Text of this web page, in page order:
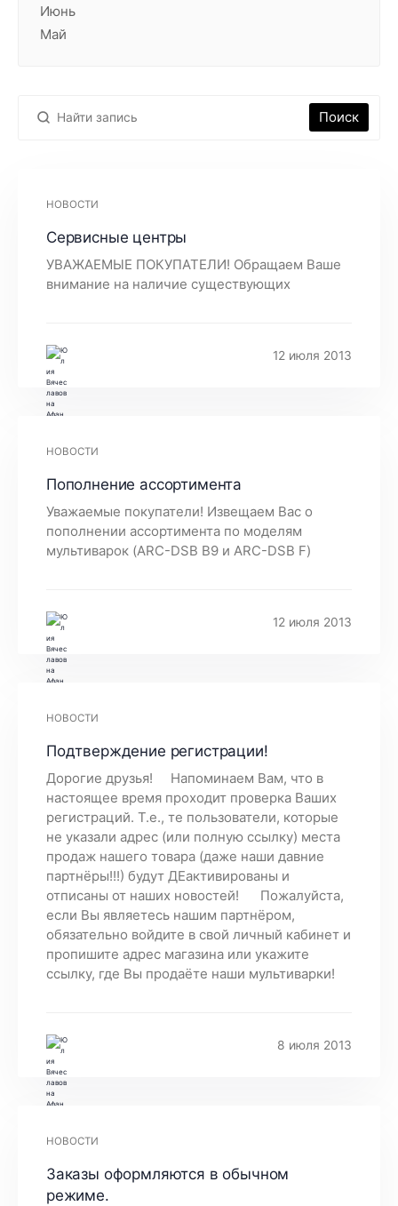
Июнь
Май
Поиск
НОВОСТИ
Сервисные центры
УВАЖАЕМЫЕ ПОКУПАТЕЛИ! Обращаем Ваше
внимание на наличие существующих
12 июля 2013
НОВОСТИ
Пополнение ассортимента
Уважаемые покупатели! Извещаем Вас о
пополнении ассортимента по моделям
мультиварок (ARC-DSB B9 и ARC-DSB F)
12 июля 2013
НОВОСТИ
Подтверждение регистрации!
Дорогие друзья! Напоминаем Вам, что в
настоящее время проходит проверка Ваших
регистраций. Т.е., те пользователи, которые
не указали адрес (или полную ссылку) места
продаж нашего товара (даже наши давние
партнёры!!!) будут ДЕактивированы и
отписаны от наших новостей! Пожалуйста,
если Вы являетесь нашим партнёром,
обязательно войдите в свой личный кабинет и
пропишите адрес магазина или укажите
ссылку, где Вы продаёте наши мультиварки!
8 июля 2013
НОВОСТИ
Заказы оформляются в обычном
режиме.